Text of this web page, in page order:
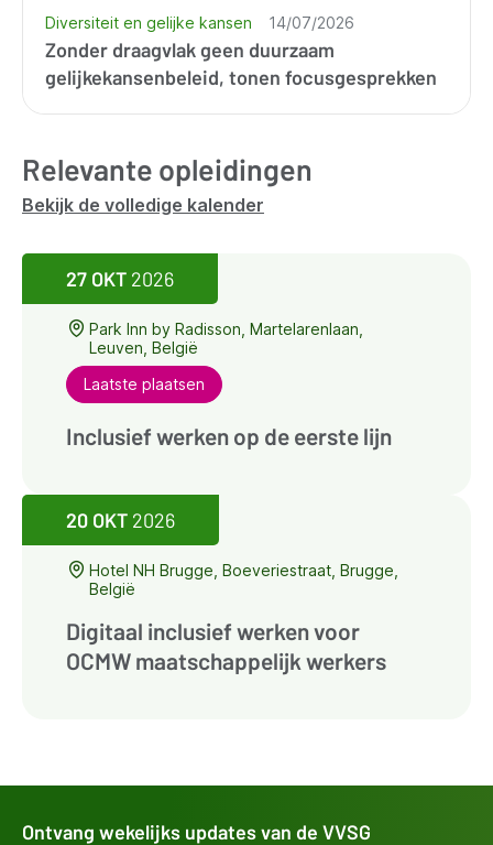
Zonder draagvlak geen duurzaam
gelijkekansenbeleid, tonen focusgesprekken
Diversiteit en gelijke kansen 14/07/2026
Relevante opleidingen
Bekijk de volledige kalender
27 OKT 2026
Park Inn by Radisson, Martelarenlaan,
Leuven, België
Laatste plaatsen
Inclusief werken op de eerste lijn
20 OKT 2026
Hotel NH Brugge, Boeveriestraat, Brugge,
België
Digitaal inclusief werken voor
OCMW maatschappelijk werkers
Ontvang wekelijks updates van de VVSG